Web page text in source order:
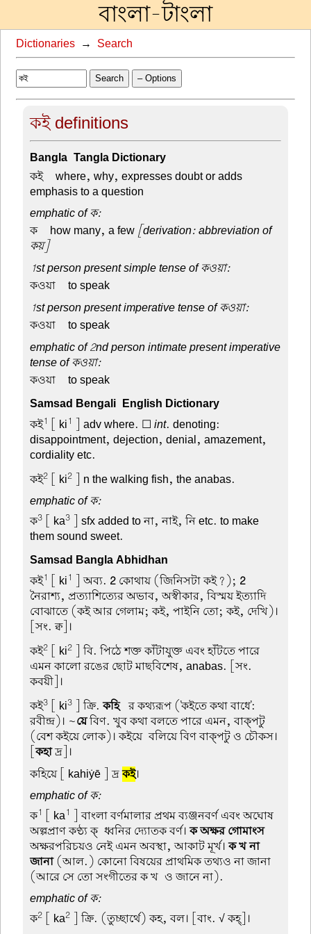
বাংলা-টাংলা
Dictionaries → Search
Search – Options
কই definitions
Bangla-Tangla Dictionary
কই –where, why, expresses doubt or adds
emphasis to a question
emphatic of ক:
ক – how many, a few [derivation: abbreviation of
কয়]
1st person present simple tense of কওয়া:
কওয়া –to speak
1st person present imperative tense of কওয়া:
কওয়া –to speak
emphatic of 2nd person intimate present imperative
tense of কওয়া:
কওয়া –to speak
Samsad Bengali-English Dictionary
কই1 [ ki1 ] adv where. ☐int. denoting:
disappointment, dejection, denial, amazement,
cordiality etc.
কই2 [ ki2
] n the walking fish, the anabas.
emphatic of ক:
ক3 [ ka3
] sfx added to না, নাই, নি etc. to make
them sound sweet.
Samsad Bangla Abhidhan
কই1 [ ki1 ] অব্য. 2 কোথায় (জিনিসটা কই?); 2
নৈরাশ্য, প্রত্যাশিত্যের অভাব, অস্বীকার, বিস্ময় ইত্যাদি
বোঝাতে (কই আর গেলাম; কই, পাইনি তো; কই, দেখি)।
[সং. ক্ব]।
কই2 [ ki2
] বি. পিঠে শক্ত কাঁটাযুক্ত এবং হাঁটতে পারে
এমন কালো রঙের ছোট মাছবিশেষ, anabas. [সং.
কবয়ী]।
কই3 [ ki3 ] ক্রি.কহি-র কথ্যরূপ ('কইতে কথা বাধে':
রবীন্দ্র)। ~য়েবিণ. খুব কথা বলতে পারে এমন, বাক্পটু
(বেশ কইয়ে লোক)। কইয়ে-বলিয়ে বিণ বাক্পটু ও চৌকস।
[কহাদ্র]।
কহিয়ে[ kahiẏē ] দ্রকই।
emphatic of ক:
ক1 [ ka1
] বাংলা বর্ণমালার প্রথম ব্যঞ্জনবর্ণ এবং অঘোষ
অল্পপ্রাণ কণ্ঠ্য ক্-ধ্বনির দ্যোতক বর্ণ।ক অক্ষর গোমাংস
অক্ষরপরিচয়ও নেই এমন অবস্থা, আকাট মূর্খ।ক খ না
জানা(আল.) কোনো বিষয়ের প্রাথমিক তথ্যও না জানা
(আরে সে তো সংগীতের ক খ-ও জানে না).
emphatic of ক:
ক2 [ ka2
] ক্রি. (তুচ্ছার্থে) কহ, বল। [বাং. √ কহ্]।